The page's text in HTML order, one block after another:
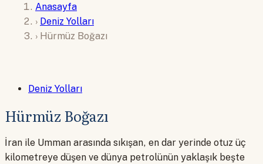
Anasayfa
› Deniz Yolları
› Hürmüz Boğazı
Deniz Yolları
Hürmüz Boğazı
İran ile Umman arasında sıkışan, en dar yerinde otuz üç
kilometreye düşen ve dünya petrolünün yaklaşık beşte